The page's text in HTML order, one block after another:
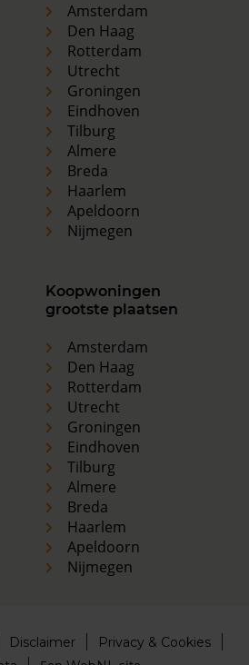
Amsterdam
Den Haag
Rotterdam
Utrecht
Groningen
Eindhoven
Tilburg
Almere
Breda
Haarlem
Apeldoorn
Nijmegen
Koopwoningen
grootste plaatsen
Amsterdam
Den Haag
Rotterdam
Utrecht
Groningen
Eindhoven
Tilburg
Almere
Breda
Haarlem
Apeldoorn
Nijmegen
Disclaimer
Privacy & Cookies